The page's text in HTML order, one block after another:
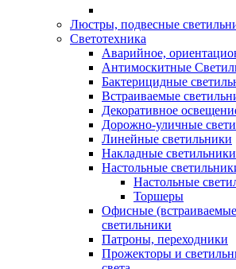
Люстры, подвесные
Светотехника
Аварийное,
Антимоскитные
Бактерицидные
Встраиваемые
Декоративное
Дорожно-уличные
Линейные светильники
Накладные светильники
Настольные
Настольные
Торшеры
Офисные
светильники
Патроны, переходники
Прожекторы и